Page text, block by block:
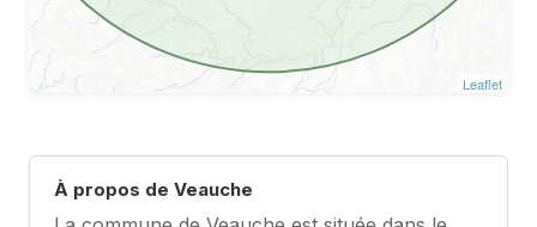
Leaflet
À propos de Veauche